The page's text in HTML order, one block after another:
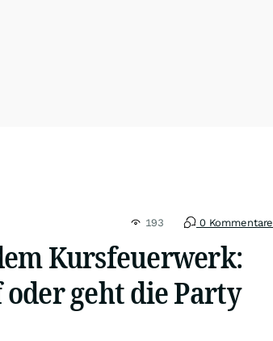
193 0 Kommentare
Kursfeuerwerk:
geht die Party